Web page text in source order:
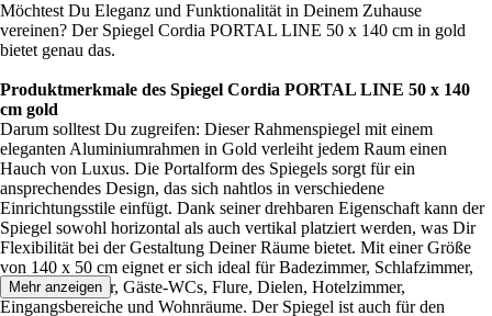
Möchtest Du Eleganz und Funktionalität in Deinem Zuhause
vereinen? Der Spiegel Cordia PORTAL LINE 50 x 140 cm in gold
bietet genau das.
Produktmerkmale des Spiegel Cordia PORTAL LINE 50 x 140
cm gold
Darum solltest Du zugreifen: Dieser Rahmenspiegel mit einem
eleganten Aluminiumrahmen in Gold verleiht jedem Raum einen
Hauch von Luxus. Die Portalform des Spiegels sorgt für ein
ansprechendes Design, das sich nahtlos in verschiedene
Einrichtungsstile einfügt. Dank seiner drehbaren Eigenschaft kann der
Spiegel sowohl horizontal als auch vertikal platziert werden, was Dir
Flexibilität bei der Gestaltung Deiner Räume bietet. Mit einer Größe
von 140 x 50 cm eignet er sich ideal für Badezimmer, Schlafzimmer,
Ankleidezimmer, Gäste-WCs, Flure, Dielen, Hotelzimmer,
Eingangsbereiche und Wohnräume. Der Spiegel ist auch für den
Mehr anzeigen